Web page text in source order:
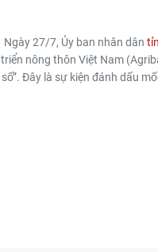
Ngày 27/7, Ủy ban nhân dân
triển nông thôn Việt Nam
số”. Đây là sự kiện đánh dấu